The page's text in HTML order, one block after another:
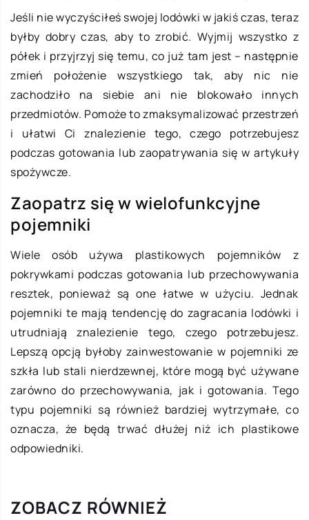
Jeśli nie wyczyściłeś swojej lodówki w jakiś czas, teraz
byłby dobry czas, aby to zrobić. Wyjmij wszystko z
półek i przyjrzyj się temu, co już tam jest – następnie
zmień położenie wszystkiego tak, aby nic nie
zachodziło na siebie ani nie blokowało innych
przedmiotów. Pomoże to zmaksymalizować przestrzeń
i ułatwi Ci znalezienie tego, czego potrzebujesz
podczas gotowania lub zaopatrywania się w artykuły
spożywcze.
Zaopatrz się w wielofunkcyjne
pojemniki
Wiele osób używa plastikowych pojemników z
pokrywkami podczas gotowania lub przechowywania
resztek, ponieważ są one łatwe w użyciu. Jednak
pojemniki te mają tendencję do zagracania lodówki i
utrudniają znalezienie tego, czego potrzebujesz.
Lepszą opcją byłoby zainwestowanie w pojemniki ze
szkła lub stali nierdzewnej, które mogą być używane
zarówno do przechowywania, jak i gotowania. Tego
typu pojemniki są również bardziej wytrzymałe, co
oznacza, że będą trwać dłużej niż ich plastikowe
odpowiedniki.
ZOBACZ RÓWNIEŻ